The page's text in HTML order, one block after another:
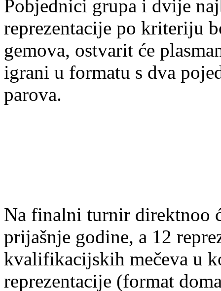
Pobjednici grupa i dvije
reprezentacije po kriteriju
gemova, ostvarit će
igrani u formatu s dva
parova.
Na finalni turnir direktnoo
prijašnje godine, a 12
kvalifikacijskih mečeva u
reprezentacije (format